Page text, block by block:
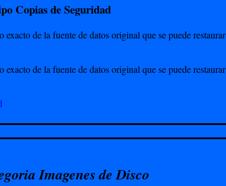
Copias de Seguridad
de la fuente de datos original que se puede restaurar
de la fuente de datos original que se puede restaurar
Imagenes de Disco